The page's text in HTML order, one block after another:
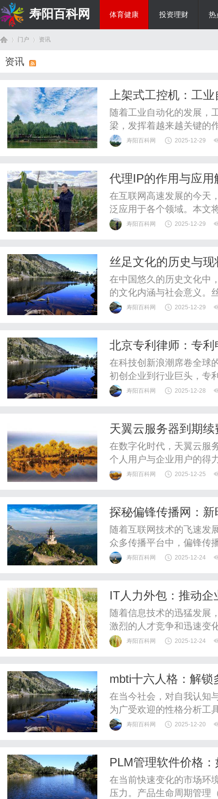
寿阳百科网 体育健康 投资理财 热
门户 资讯
资讯
上架式工控机：工
随着工业自动化的发展，
梁，发挥着越来越关键的
优越的性能，成为众多工
一管理和维护。这种结构
寿阳百科网 2025-12-29
代理IP的作用与应用
在互联网高速发展的今天
泛应用于各个领域。本文
及实际应用场景。首先，
的隐私，还能突破地域限
寿阳百科网 2025-12-29
丝足文化的历史与现
在中国悠久的历史文化中
的文化内涵与社会意义。
过将脚部缠裹以达到缩小
追溯到中国的宋代，最初
寿阳百科网 2025-12-29
北京专利律师：专
在科技创新浪潮席卷全球
初创企业到行业巨头，专
转化效率。然而，专利法
的法律解决方案。一、专
寿阳百科网 2025-12-28
天翼云服务器到期
在数字化时代，天翼云服
个人用户与企业用户的得
续费与自动续约相关事宜
解续费的来源与获取时机
寿阳百科网 2025-12-25
探秘偏锋传播网：
随着互联网技术的飞速发
众多传播平台中，偏锋传
成为信息传播领域的一股
供精准、有价值的信息服
寿阳百科网 2025-12-24
IT人力外包：推动
随着信息技术的迅猛发展
激烈的人才竞争和迅速变
来解决人才短缺和成本控
训和管理成本。首先，IT
寿阳百科网 2025-12-24
mbti十六人格：解
在当今社会，对自我认知
为广受欢迎的性格分析工
职场协作、亲密关系构建
架构MBTI十六人格理论
寿阳百科网 2025-12-20
PLM管理软件价格
在当前快速变化的市场环
压力。产品生命周期管理